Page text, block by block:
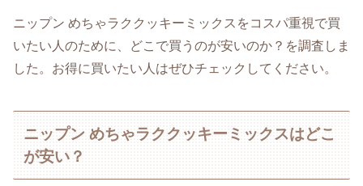
ニップン めちゃラククッキーミックスをコスパ重視で買
いたい人のために、どこで買うのが安いのか？を調査しま
した。お得に買いたい人はぜひチェックしてください。
ニップン めちゃラククッキーミックスはどこ
が安い？